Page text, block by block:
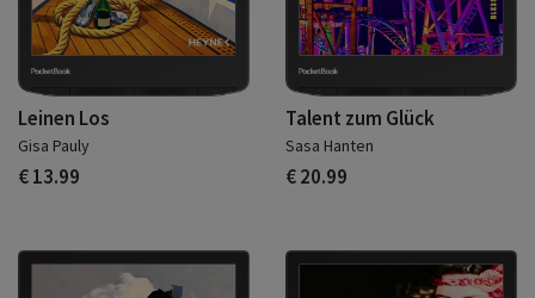
Leinen Los
Gisa Pauly
€ 13.99
Talent zum Glück
Sasa Hanten
€ 20.99